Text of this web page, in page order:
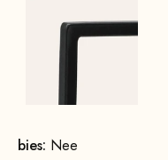
bies: Nee